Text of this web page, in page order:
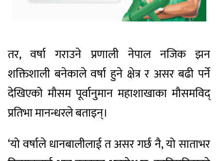
तर, वर्षा गराउने प्रणाली नेपाल नजिक झन
शक्तिशाली बनेकाले वर्षा हुने क्षेत्र र असर बढी पर्ने
देखिएको मौसम पूर्वानुमान महाशाखाका मौसमविद्
प्रतिभा मानन्धरले बताइन्।
‘यो वर्षाले धानबालीलाई त असर गर्छ नै, यो साताभर